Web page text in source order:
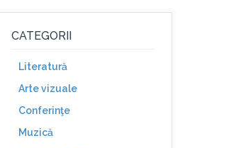
CATEGORII
Literatură
Arte vizuale
Conferinţe
Muzică